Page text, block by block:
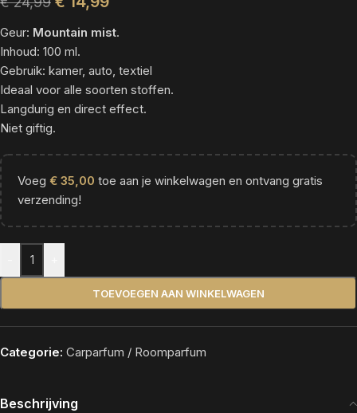
Geur: Mountain mist.
Inhoud: 100 ml.
Gebruik: kamer, auto, textiel
Ideaal voor alle soorten stoffen.
Langdurig en direct effect.
Niet giftig.
Voeg € 35,00 toe aan je winkelwagen en ontvang gratis
verzending!
TOEVOEGEN AAN WINKELWAGEN
Alternative:
Categorie: Carparfum / Roomparfum
Beschrijving